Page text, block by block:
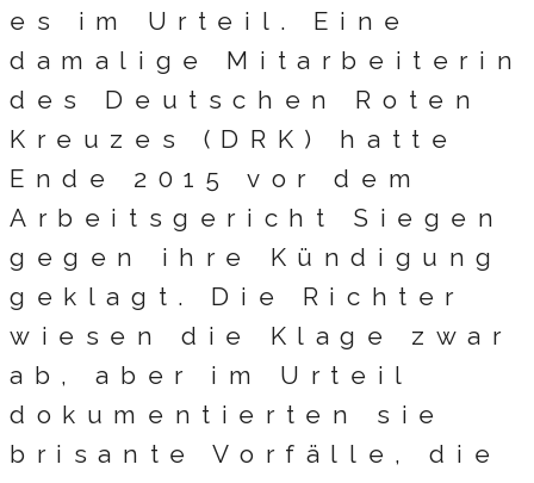
es im Urteil. Eine
damalige Mitarbeiterin
des Deutschen Roten
Kreuzes (DRK) hatte
Ende 2015 vor dem
Arbeitsgericht Siegen
gegen ihre Kündigung
geklagt. Die Richter
wiesen die Klage zwar
ab, aber im Urteil
dokumentierten sie
brisante Vorfälle, die